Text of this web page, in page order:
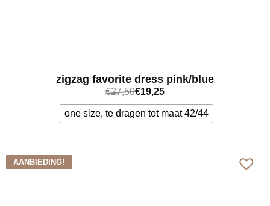
zigzag favorite dress pink/blue
€27,50€19,25
one size, te dragen tot maat 42/44
AANBIEDING!